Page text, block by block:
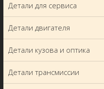
Детали для сервиса
Детали двигателя
Детали кузова и оптика
Детали трансмиссии